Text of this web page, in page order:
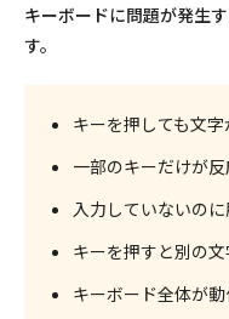
キーボードに問題が発生
す。
キーを押しても文
一部のキーだけが
入力していないの
キーを押すと別の
キーボード全体が